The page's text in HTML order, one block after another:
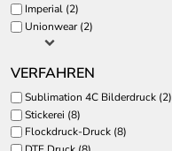
Imperial (2)
Unionwear (2)
VERFAHREN
Sublimation 4C Bilderdruck (2)
Stickerei (8)
Flockdruck-Druck (8)